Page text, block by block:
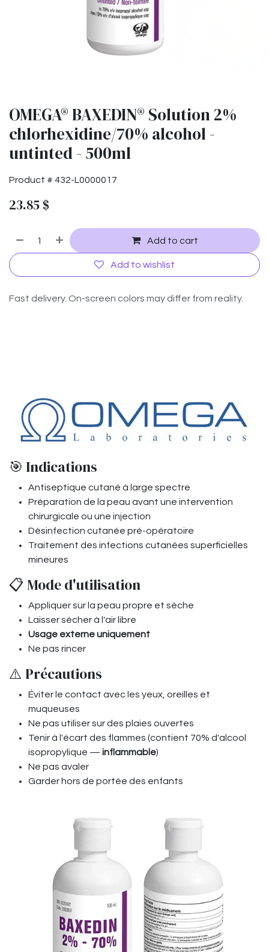
OMEGA® BAXEDIN® Solution 2%
chlorhexidine/70% alcohol -
untinted - 500ml
Product # 432-L0000017
23.85 $
Add to cart
Add to wishlist
Fast delivery. On-screen colors may differ from reality.
🎯 Indications
Antiseptique cutané à large spectre
Préparation de la peau avant une intervention
chirurgicale ou une injection
Désinfection cutanée pré-opératoire
Traitement des infections cutanées superficielles
mineures
📋 Mode d'utilisation
Appliquer sur la peau propre et sèche
Laisser sécher à l'air libre
Usage externe uniquement
Ne pas rincer
⚠️ Précautions
Éviter le contact avec les yeux, oreilles et
muqueuses
Ne pas utiliser sur des plaies ouvertes
Tenir à l'écart des flammes (contient 70% d'alcool
isopropylique — inflammable)
Ne pas avaler
Garder hors de portée des enfants